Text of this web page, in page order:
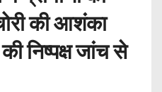
की आशंका
निष्पक्ष जांच से